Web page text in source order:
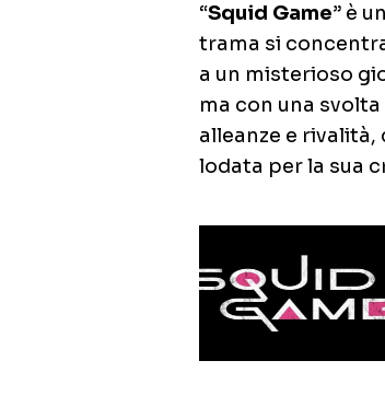
“Squid Game” è
trama si
a un misterioso
ma con una
alleanze e
lodata per la sua